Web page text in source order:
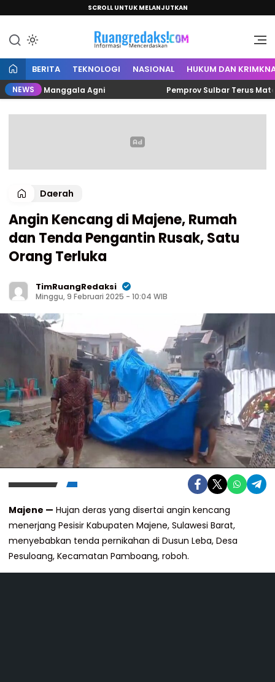
SCROLL UNTUK MELANJUTKAN
Ruang Redaksi
Informasi Mencerdaskan
BERITA TEKNOLOGI NASIONAL HUKUM DAN
NEWS
Manggala Agni Pemprov Sulbar Terus
Daerah
Angin Kencang di Majene, Rumah
dan Tenda Pengantin Rusak, Satu
Orang Terluka
TimRuangRedaksi
Minggu, 9 Februari 2025 - 10:04 WIB
Majene — Hujan deras yang disertai angin kencang
menerjang Pesisir Kabupaten Majene, Sulawesi Barat,
menyebabkan tenda pernikahan di Dusun Leba, Desa
Pesuloang, Kecamatan Pamboang, roboh.